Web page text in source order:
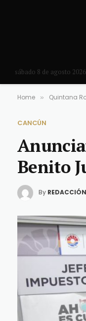
sábado 8 de agosto 2026
Home » Quintana
CANCÚN
Benito
By REDACCIÓN